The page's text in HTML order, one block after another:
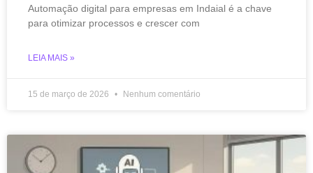
Automação digital para empresas em Indaial é a chave
para otimizar processos e crescer com
LEIA MAIS »
15 de março de 2026 Nenhum comentário